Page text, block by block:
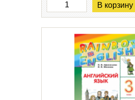
В корзину